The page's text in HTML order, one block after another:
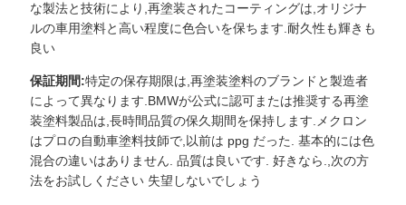
な製法と技術により,再塗装されたコーティングは,オリジナ
ルの車用塗料と高い程度に色合いを保ちます.耐久性も輝きも
良い
保証期間:特定の保存期限は,再塗装塗料のブランドと製造者
によって異なります.BMWが公式に認可または推奨する再塗
装塗料製品は,長時間品質の保久期間を保持します.メクロン
はプロの自動車塗料技師で,以前は ppg だった. 基本的には色
混合の違いはありません. 品質は良いです. 好きなら.,次の方
法をお試しください 失望しないでしょう